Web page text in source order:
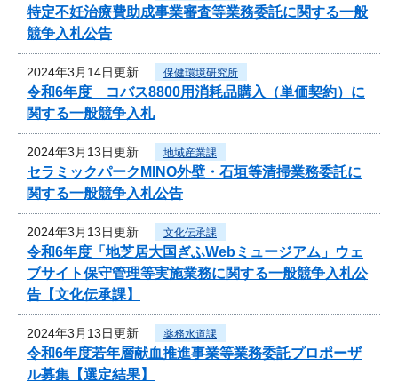
特定不妊治療費助成事業審査等業務委託に関する一般
競争入札公告
2024年3月14日更新 保健環境研究所
令和6年度 コバス8800用消耗品購入（単価契約）に
関する一般競争入札
2024年3月13日更新 地域産業課
セラミックパークMINO外壁・石垣等清掃業務委託に
関する一般競争入札公告
2024年3月13日更新 文化伝承課
令和6年度「地芝居大国ぎふWebミュージアム」ウェ
ブサイト保守管理等実施業務に関する一般競争入札公
告【文化伝承課】
2024年3月13日更新 薬務水道課
令和6年度若年層献血推進事業等業務委託プロポーザ
ル募集【選定結果】